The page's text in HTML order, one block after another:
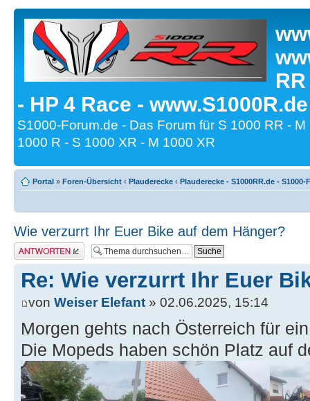
- HP 4 Race -
S1000-Forum.de - Das Forum für S 1000 RR -
1000 R - S 1000 XR - M 1000 XR
Portal » Foren-Übersicht ‹ Plauderecke ‹ Plauderecke - S1000RR.de - S1000-
Wie verzurrt Ihr Euer Bike auf dem Hänger?
Antwort erstellen
Re: Wie verzurrt Ihr Euer
von Weiser Elefant » 02.06.2025, 15:14
Morgen gehts nach Österreich für
Die Mopeds haben schön Platz auf